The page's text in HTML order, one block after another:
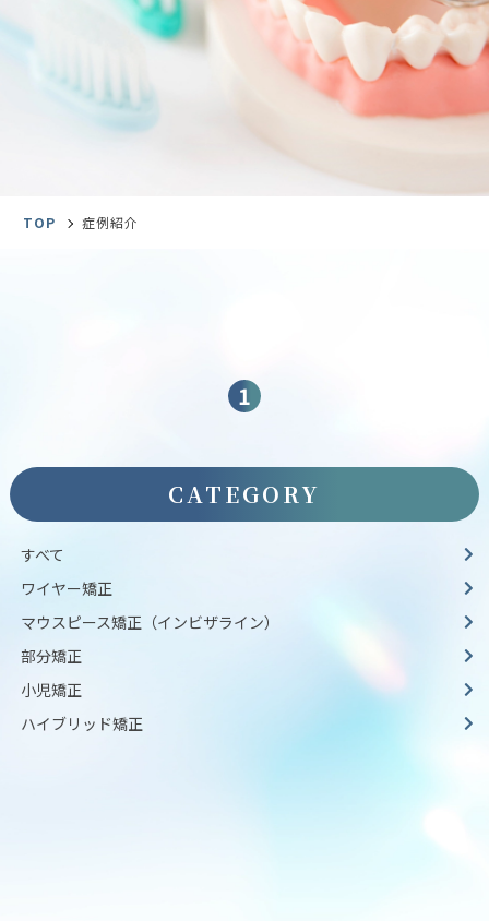
TOP 症例紹介
1
CATEGORY
すべて
ワイヤー矯正
マウスピース矯正（インビザライン）
部分矯正
小児矯正
ハイブリッド矯正